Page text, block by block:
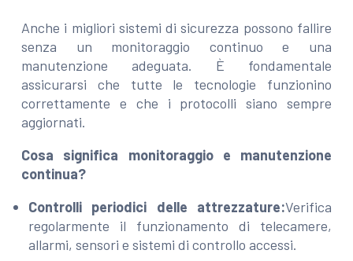
Anche i migliori sistemi di sicurezza possono fallire
senza un monitoraggio continuo e una
manutenzione adeguata. È fondamentale
assicurarsi che tutte le tecnologie funzionino
correttamente e che i protocolli siano sempre
aggiornati.
Cosa significa monitoraggio e manutenzione
continua?
Controlli periodici delle attrezzature:Verifica
regolarmente il funzionamento di telecamere,
allarmi, sensori e sistemi di controllo accessi.